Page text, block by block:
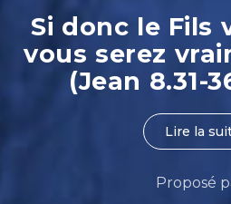
Si donc le Fils
vous serez
(Jean 8.31-
Lire la
Proposé